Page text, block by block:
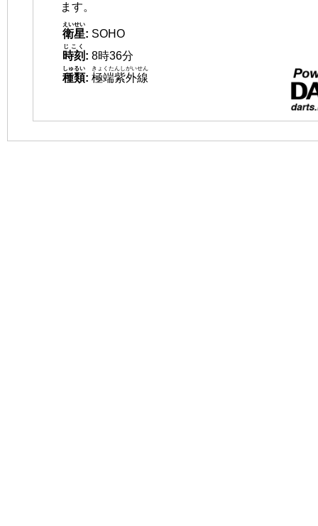
ます。
衛星
えいせい
: SOHO
時刻
じこく
: 8時36分
種類
しゅるい
: 極端紫外線
きょくたんしがいせん